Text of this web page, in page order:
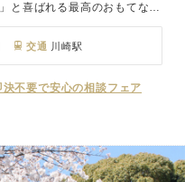
と喜ばれる最高のおもてなし
とさせるチャペルは、本物
でも寂しくない柔らかな温も
はの充実した宿泊施設や本
お二人の門出にふさわしい安
交通 川崎駅
不要で安心の相談フェア